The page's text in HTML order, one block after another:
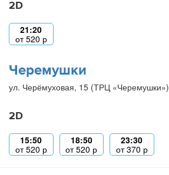
2D
21:20
от520 р
Черемушки
ул. Черёмуховая, 15 (ТРЦ «Черемушки»)
2D
15:50
от520 р
18:50
от520 р
23:30
от370 р